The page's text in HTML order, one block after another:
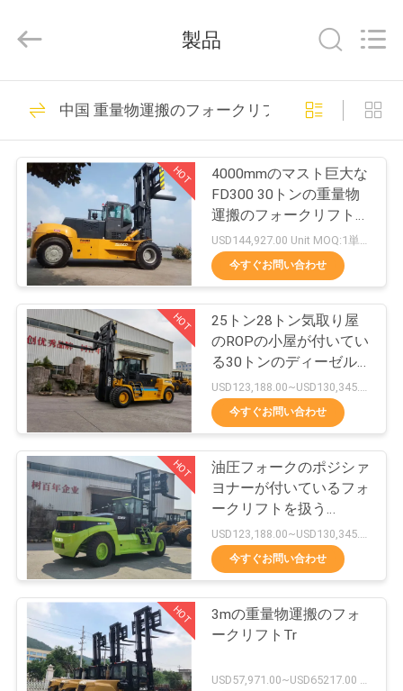
プ
ダ
ト
に
Copyright
Development
Rights
Reserved.
重量物運搬のフォー
クリフト
279
ディーゼル フォー
クリフト
53
電気フォークリフ
ト
22
56
製品
中国 重量物運搬のフォークリフト
HOT
4000mmのマスト巨大な
FD300 30トンの重量物
運搬のフォークリフト装
置
USD144,927.00 Unit MOQ:1単位
今すぐお問い合わせ
HOT
25トン28トン気取り屋
のROPの小屋が付いてい
る30トンのディーゼル
フォークリフト
今すぐお問い合わせ
HOT
油圧フォークのポジシァ
ヨナーが付いているフォ
ークリフトを扱う
Cummins Engine 30Tの
容器今すぐお問い合わせ
HOT
3mの重量物運搬のフォ
ークリフトTr
USD57,971.00~USD65217.00 unit MOQ:1単位